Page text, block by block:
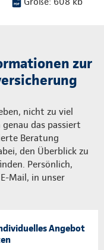
zur
nicht zu viel
das passiert
Beratung
den Überblick zu
Persönlich,
Mail, in unser
Angebot